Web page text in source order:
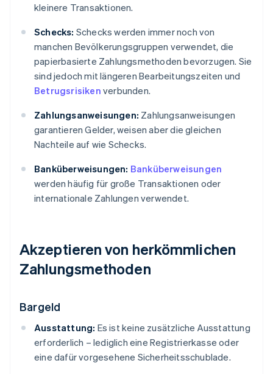
kleinere Transaktionen.
Schecks: Schecks werden immer noch von
manchen Bevölkerungsgruppen verwendet, die
papierbasierte Zahlungsmethoden bevorzugen. Sie
sind jedoch mit längeren Bearbeitungszeiten und
Betrugsrisiken verbunden.
Zahlungsanweisungen: Zahlungsanweisungen
garantieren Gelder, weisen aber die gleichen
Nachteile auf wie Schecks.
Banküberweisungen: Banküberweisungen
werden häufig für große Transaktionen oder
internationale Zahlungen verwendet.
Akzeptieren von herkömmlichen
Zahlungsmethoden
Bargeld
Ausstattung: Es ist keine zusätzliche Ausstattung
erforderlich – lediglich eine Registrierkasse oder
eine dafür vorgesehene Sicherheitsschublade.